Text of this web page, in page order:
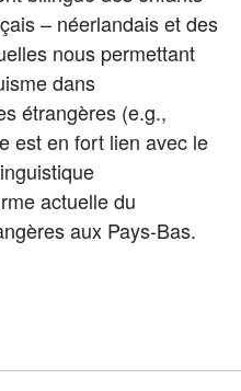
– néerlandais et des
nous permettant
dans
étrangères (e.g.,
est en fort lien avec le
actuelle du
aux Pays-Bas.